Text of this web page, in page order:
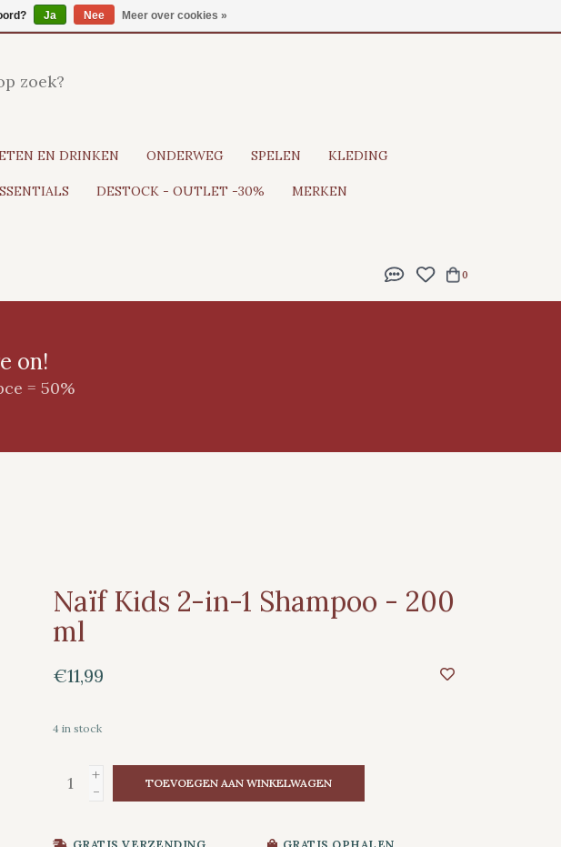
EN DRINKEN ONDERWEG SPELEN KLEDING
DESTOCK - OUTLET -30% MERKEN
0
on!
= 50%
Naïf Kids 2-in-1 Shampoo - 200
ml
€11,99
4 in stock
+
- TOEVOEGEN AAN WINKELWAGEN
GRATIS VERZENDING GRATIS OPHALEN
Ja Nee Meer over cookies »